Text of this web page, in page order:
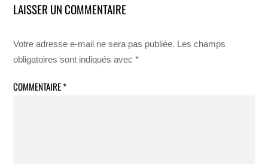
LAISSER UN COMMENTAIRE
Votre adresse e-mail ne sera pas publiée. Les champs
obligatoires sont indiqués avec*
COMMENTAIRE*